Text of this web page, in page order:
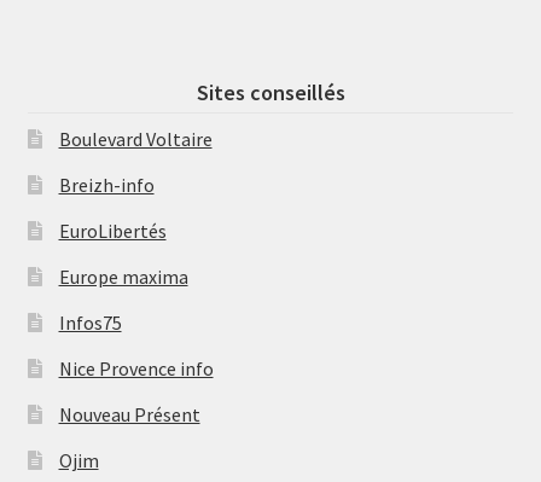
Sites conseillés
Boulevard Voltaire
Breizh-info
EuroLibertés
Europe maxima
Infos75
Nice Provence info
Nouveau Présent
Ojim